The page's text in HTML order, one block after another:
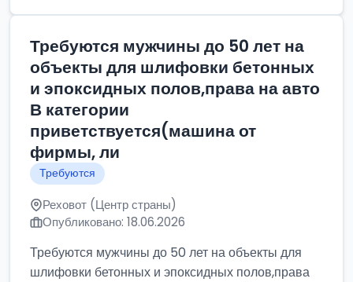
Требуются мужчины до 50 лет на
объекты для шлифовки бетонных
и эпоксидных полов,права на авто
В категории
приветствуется(машина от
фирмы, ли
Требуются
Реховот (Центр страны)
Опубликовано: 18.06.2026
Требуются мужчины до 50 лет на объекты для
шлифовки бетонных и эпоксидных полов,права